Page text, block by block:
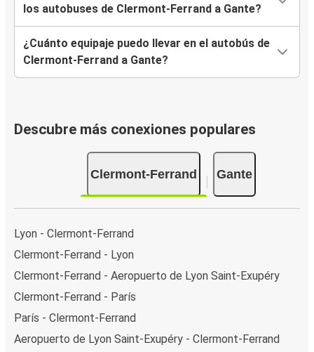
los autobuses de Clermont-Ferrand a Gante?
¿Cuánto equipaje puedo llevar en el autobús de
Clermont-Ferrand a Gante?
Descubre más conexiones populares
Clermont-Ferrand Gante
Lyon - Clermont-Ferrand
Clermont-Ferrand - Lyon
Clermont-Ferrand - Aeropuerto de Lyon Saint-Exupéry
Clermont-Ferrand - París
París - Clermont-Ferrand
Aeropuerto de Lyon Saint-Exupéry - Clermont-Ferrand